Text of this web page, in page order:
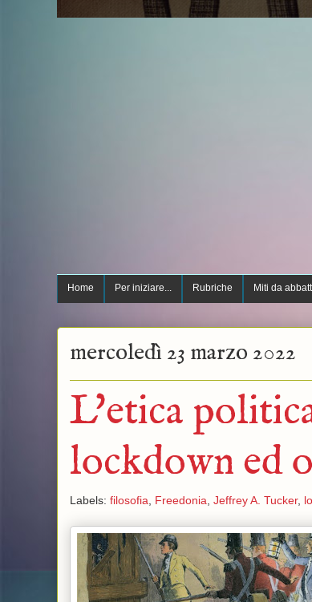
Home Per iniziare... Rubriche Miti da
mercoledì 23 marzo 2022
L'etica
lockdown ed
Labels: filosofia, Freedonia, Jeffrey A. Tucker,